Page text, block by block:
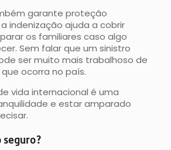
garante proteção
indenização ajuda a cobrir
os familiares caso algo
Sem falar que um sinistro
ser muito mais trabalhoso de
ocorra no país.
vida internacional é uma
e estar amparado
seguro?